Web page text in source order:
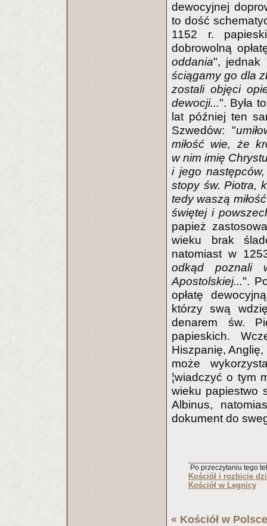
dewocyjnej
to dość
1152 r.
dobrowolną
oddania", jednak
ściągamy go dla
zostali objęci
dewocji...". Była
lat później ten
Szwedów: "
miłość wie, że
w nim imię
i jego
stopy św. Piotra,
tedy waszą
świętej i
papież
wieku brak
natomiast w
odkąd poznali
Apostolskiej...".
opłatę
którzy swą
denarem św.
papieskich.
Hiszpanię,
może
¦wiadczyć o tym
wieku papiestwo
Albinus,
dokument do
Po przeczytaniu tego
Kościół i rozbicie
Kościół w Legnicy
« Kościół w Polsce